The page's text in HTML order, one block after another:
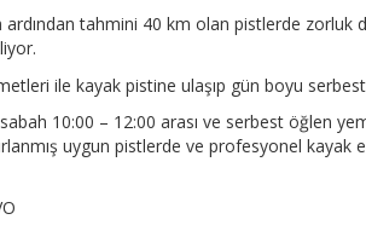
ardından tahmini 40 km olan pistlerde
ile kayak pistine ulaşıp gün boyu
10:00 – 12:00 arası ve serbest öğlen
uygun pistlerde ve profesyonel kayak